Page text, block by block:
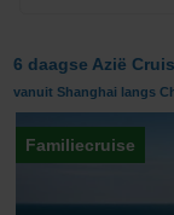
6 daagse Azië
vanuit Shanghai langs
Familiecruise